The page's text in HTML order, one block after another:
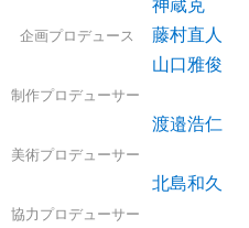
企画プロデュース
藤村直人
山口雅俊
制作プロデューサー
渡邉浩仁
美術プロデューサー
北島和久
協力プロデューサー